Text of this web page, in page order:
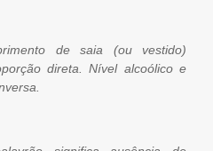
de saia (ou vestido)
direta. Nível alcoólico e